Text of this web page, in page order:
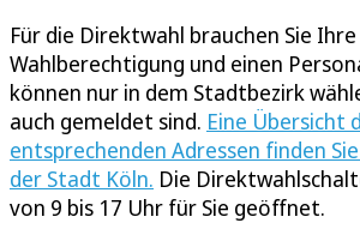
Für die Direktwahl brauchen Sie Ihre
Wahlberechtigung und einen
können nur in dem Stadtbezirk
auch gemeldet sind. Eine Übersicht
entsprechenden Adressen finden
der Stadt Köln. Die
von 9 bis 17 Uhr für Sie geöffnet.